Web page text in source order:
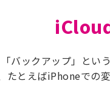
バックアップ」とい
たとえばiPhoneでの